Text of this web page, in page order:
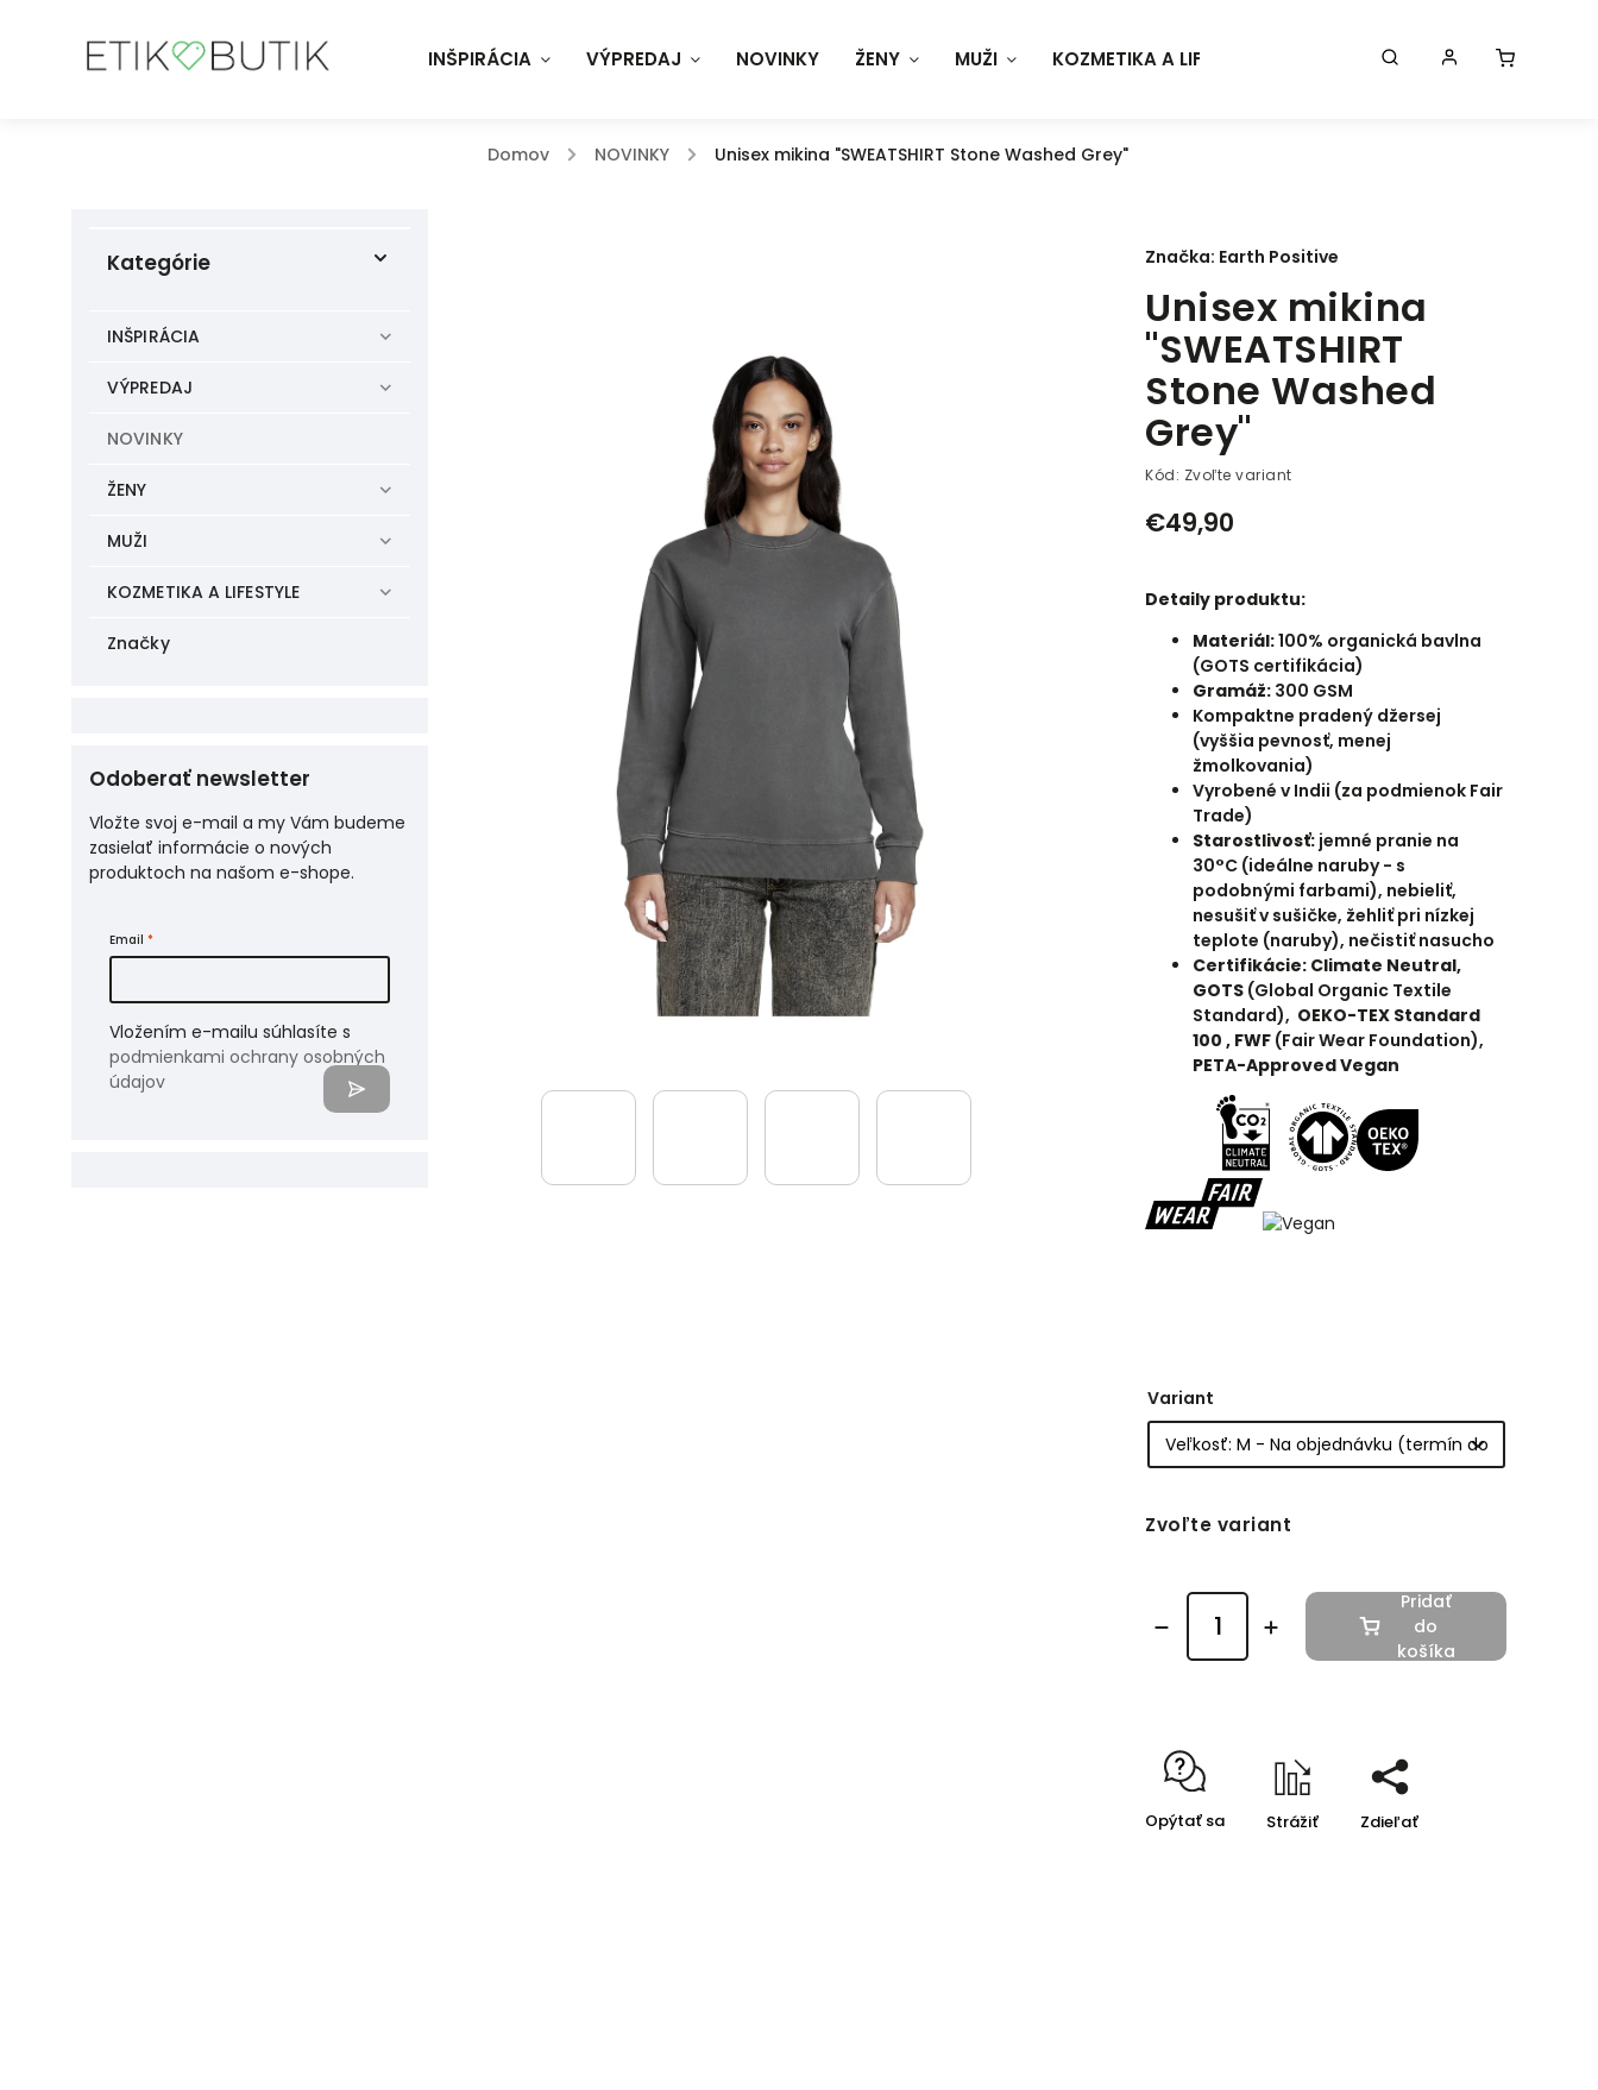
INŠPIRÁCIA VÝPREDAJ NOVINKY ŽENY MUŽI KOZMETIKA A LIFESTYLE KONTAKT BLOG
Domov / NOVINKY / Unisex mikina "SWEATSHIRT Stone Washed Grey"
Kategórie
INŠPIRÁCIA
VÝPREDAJ
NOVINKY
ŽENY
MUŽI
KOZMETIKA A LIFESTYLE
Značky
Odoberať newsletter
Vložte svoj e-mail a my Vám budeme
zasielať informácie o nových
produktoch na našom e-shope.
Email
Vložením e-mailu súhlasíte s
podmienkami ochrany osobných
údajov
Unisex mikina
"SWEATSHIRT
Stone Washed
Grey"
Kód: Zvoľte variant
€49,90
Detaily produktu:
Materiál:100% organická bavlna
(GOTS certifikácia)
Gramáž: 300 GSM
Kompaktne pradený džersej
(vyššia pevnosť, menej
žmolkovania)
Vyrobené v Indii (za podmienok Fair
Trade)
Starostlivosť: jemné pranie na
30°C (ideálne naruby - s
podobnými farbami), nebieliť,
nesušiť v sušičke, žehliť pri nízkej
teplote (naruby), nečistiť nasucho
Certifikácie: Climate Neutral,
GOTS (Global Organic Textile
Standard), OEKO-TEX Standard
100 , FWF (Fair Wear Foundation),
PETA-Approved Vegan
Značka: Earth Positive
Variant
Zvoľte variant
Pridať
do
košíka
Opýtať sa Strážiť Zdieľať